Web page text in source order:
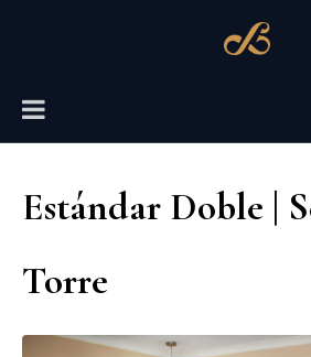
Estándar Doble |
Torre